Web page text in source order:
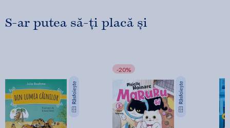
S-ar putea să-ți placă și
-20%